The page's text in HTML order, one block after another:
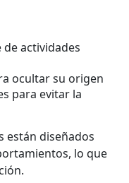
actividades
ocultar su origen
para evitar la
están diseñados
lo que